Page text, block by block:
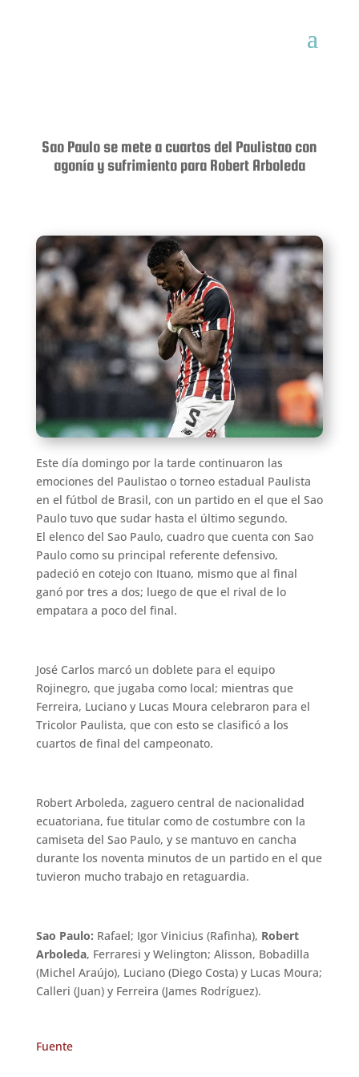
Sao Paulo se mete a cuartos del Paulistao con
agonía y sufrimiento para Robert Arboleda
Este día domingo por la tarde continuaron las
emociones del Paulistao o torneo estadual Paulista
en el fútbol de Brasil, con un partido en el que el Sao
Paulo tuvo que sudar hasta el último segundo.
El elenco del Sao Paulo, cuadro que cuenta con Sao
Paulo como su principal referente defensivo,
padeció en cotejo con Ituano, mismo que al final
ganó por tres a dos; luego de que el rival de lo
empatara a poco del final.
José Carlos marcó un doblete para el equipo
Rojinegro, que jugaba como local; mientras que
Ferreira, Luciano y Lucas Moura celebraron para el
Tricolor Paulista, que con esto se clasificó a los
cuartos de final del campeonato.
Robert Arboleda, zaguero central de nacionalidad
ecuatoriana, fue titular como de costumbre con la
camiseta del Sao Paulo, y se mantuvo en cancha
durante los noventa minutos de un partido en el que
tuvieron mucho trabajo en retaguardia.
Sao Paulo: Rafael; Igor Vinicius (Rafinha), Robert
Arboleda, Ferraresi y Welington; Alisson, Bobadilla
(Michel Araújo), Luciano (Diego Costa) y Lucas Moura;
Calleri (Juan) y Ferreira (James Rodríguez).
Fuente